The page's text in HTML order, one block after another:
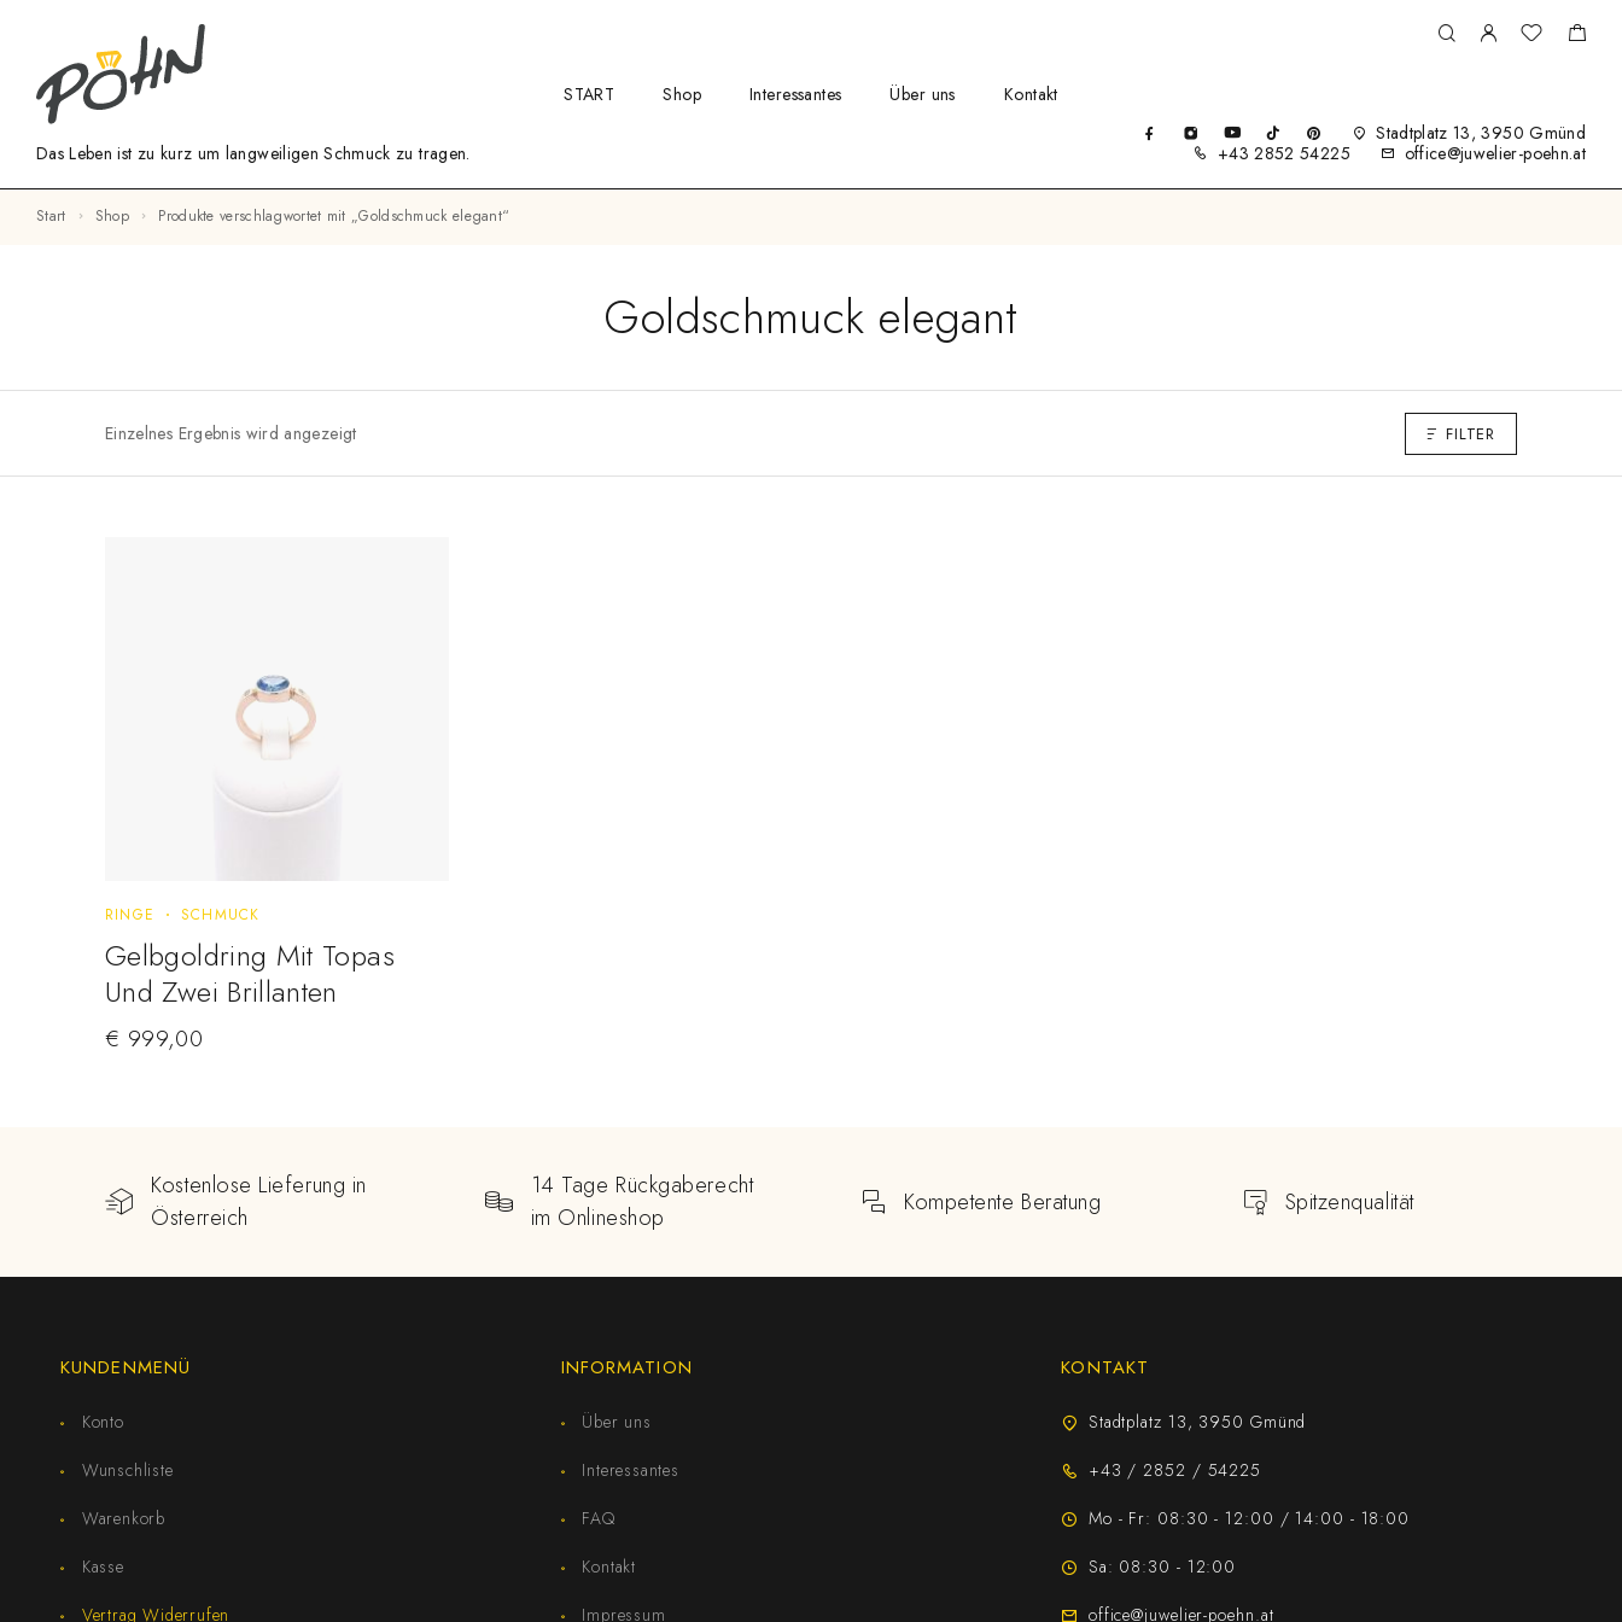
Das Leben ist zu kurz um langweiligen Schmuck zu tragen.
START Shop Interessantes Über uns
Kontakt
Stadtplatz 13, 3950 Gmünd
+43 2852 54225
office@juwelier-poehn.at
Start Shop Produkte verschlagwortet mit „Goldschmuck elegant“
Goldschmuck elegant
Einzelnes Ergebnis wird angezeigt FILTER
RINGE SCHMUCK
Gelbgoldring Mit Topas
Und Zwei Brillanten
€ 999,00
Kostenlose Lieferung in
Österreich
14 Tage Rückgaberecht
im Onlineshop
Kompetente Beratung Spitzenqualität
KUNDENMENÜ
Konto
Wunschliste
Warenkorb
Kasse
Vertrag Widerrufen
INFORMATION
Über uns
Interessantes
FAQ
Kontakt
Impressum
KONTAKT
Stadtplatz 13, 3950 Gmünd
+43 / 2852 / 54225
Mo - Fr: 08:30 - 12:00 / 14:00 - 18:00
Sa: 08:30 - 12:00
office@juwelier-poehn.at